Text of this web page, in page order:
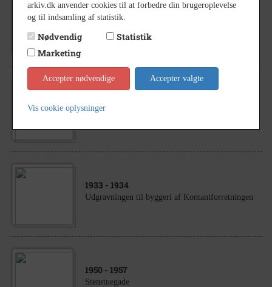
1945
Kontantforretningen og Vilh. Langes Fabriker
1933 - 1934
Udgravningen til byggeri af Kontantforretningen
1950 - 1957
Stenstuegade
arkiv.dk anvender cookies til at forbedre din brugeroplevelse
og til indsamling af statistik.
Nødvendig
Statistik
Marketing
Accepter nødvendige Accepter valgte
Vis cookie oplysninger